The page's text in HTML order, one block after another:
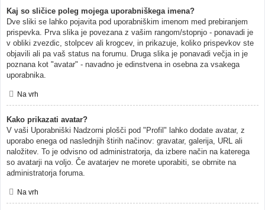
Kaj so sličice poleg mojega uporabniškega imena?
Dve sliki se lahko pojavita pod uporabniškim imenom med prebiranjem
prispevka. Prva slika je povezana z vašim rangom/stopnjo - ponavadi je
v obliki zvezdic, stolpcev ali krogcev, in prikazuje, koliko prispevkov ste
objavili ali pa vaš status na forumu. Druga slika je ponavadi večja in je
poznana kot "avatar" - navadno je edinstvena in osebna za vsakega
uporabnika.
Na vrh
Kako prikazati avatar?
V vaši Uporabniški Nadzorni plošči pod "Profil" lahko dodate avatar, z
uporabo enega od naslednjih štirih načinov: gravatar, galerija, URL ali
naložitev. To je odvisno od administratorja, da izbere način na katerega
so avatarji na voljo. Če avatarjev ne morete uporabiti, se obrnite na
administratorja foruma.
Na vrh